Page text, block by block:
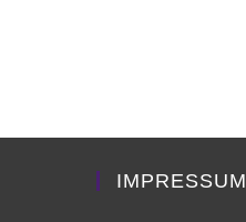
IMPRESSUM